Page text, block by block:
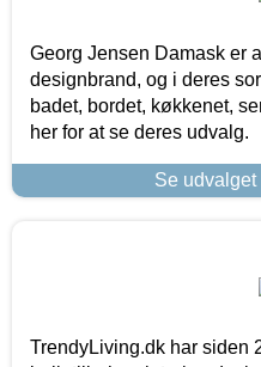
Georg Jensen Damask er
designbrand, og i deres
badet, bordet, køkkenet,
her for at se deres udvalg.
Se
TrendyLiving.dk har siden